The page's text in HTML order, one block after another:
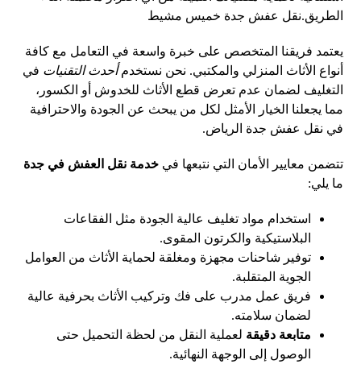
الطريق.نقل عفش جدة خميس مشيط
يعتمد فريقنا المتخصص على خبرة واسعة في التعامل مع كافة
أنواع الأثاث المنزلي والمكتبي. نحن نستخدمأحدث التقنيات في
التغليف لضمان عدم تعرض قطع الأثاث للخدوش أو الكسور،
مما يجعلنا الخيار الأمثل لكل من يبحث عن الجودة والاحترافية
في نقل عفش جدة الرياض.
تتضمن معايير الأمان التي نتبعها فيخدمة نقل العفش في جدة
ما يلي:
استخدام مواد تغليف عالية الجودة مثل الفقاعات
البلاستيكية والكرتون المقوى.
توفير شاحنات مجهزة ومغلقة لحماية الأثاث من العوامل
الجوية المتقلبة.
فريق عمل مدرب على فك وتركيب الأثاث بحرفية عالية
لضمان سلامته.
متابعة دقيقة لعملية النقل من لحظة التحميل حتى
الوصول إلى الوجهة النهائية.